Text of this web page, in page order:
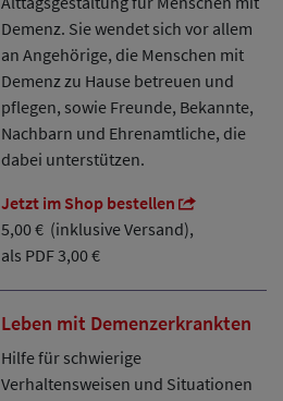
Demenz. Sie wendet sich vor allem
an Angehörige, die Menschen mit
Demenz zu Hause betreuen und
pflegen, sowie Freunde, Bekannte,
Nachbarn und Ehrenamtliche, die
dabei unterstützen.
Jetzt im Shop bestellen
5,00 € (inklusive Versand),
als PDF 3,00 €
Leben mit Demenzerkrankten
Hilfe für schwierige
Verhaltensweisen und Situationen